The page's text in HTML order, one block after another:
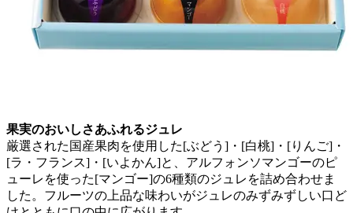
果実のおいしさあふれるジュレ
厳選された国産果肉を使用した[ぶどう]・[白桃]・[りんご]・
[ラ・フランス]・[いよかん]と、アルフォンソマンゴーのピ
ューレを使った[マンゴー]の6種類のジュレを詰め合わせま
した。フルーツの上品な味わいがジュレのみずみずしい口ど